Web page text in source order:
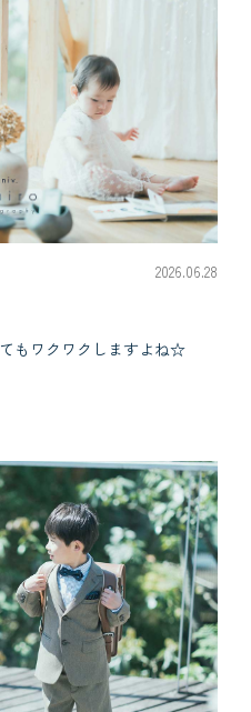
2026.06.28
もワクワクしますよね☆